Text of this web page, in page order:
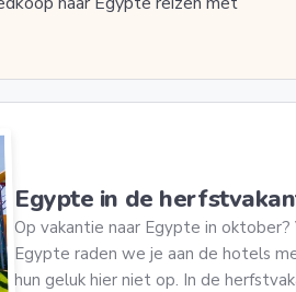
Egypte in de
Op vakantie naar Egypte in
Egypte raden we je aan de hotels
hun geluk hier niet op. In de